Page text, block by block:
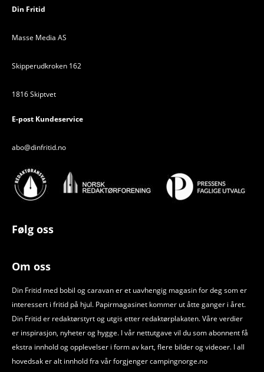
Din Fritid
Masse Media AS
Skipperudkroken 162
1816 Skiptvet
E-post Kundeservice
abo@dinfritid.no
Følg oss
Om oss
Din Fritid med bobil og caravan er et uavhengig magasin for deg som er
interessert i fritid på hjul. Papirmagasinet kommer ut åtte ganger i året.
Din Fritid er redaktørstyrt og utgis etter redaktørplakaten. Våre verdier
er inspirasjon, nyheter og hygge. I vår nettutgave vil du som abonnent få
ekstra innhold og opplevelser i form av kart, flere bilder og videoer. I all
hovedsak er alt innhold fra vår forgjenger campingnorge.no